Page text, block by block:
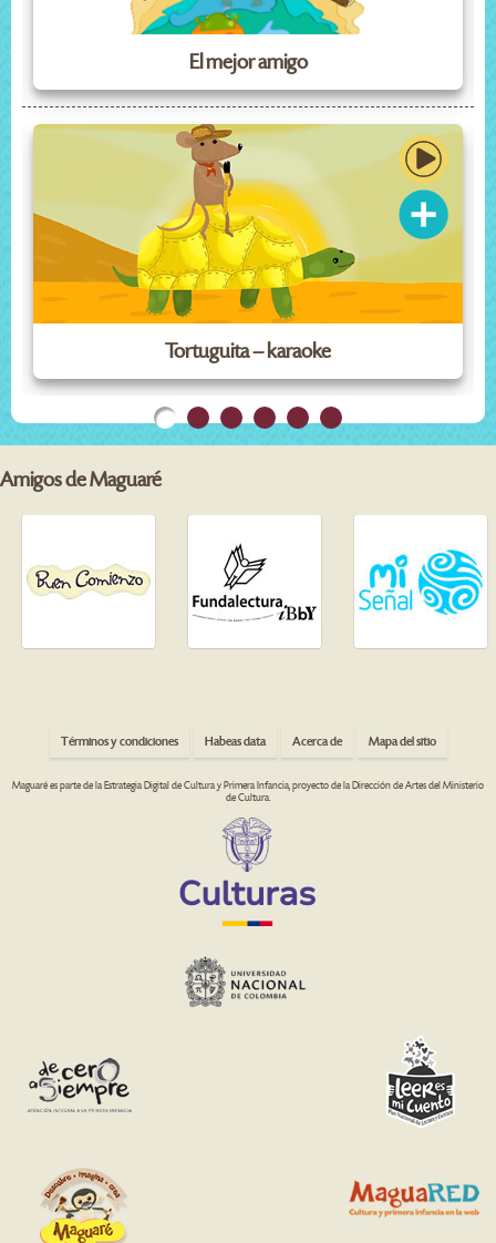
El mejor amigo
Tortuguita – karaoke
Amigos de Maguaré
Términos y condiciones Habeas data Acerca de Mapa del sitio
Maguaré es parte de la Estrategia Digital de Cultura y Primera Infancia, proyecto de la Dirección de Artes del Ministerio
de Cultura.